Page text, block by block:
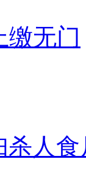
缴无门
杀人食